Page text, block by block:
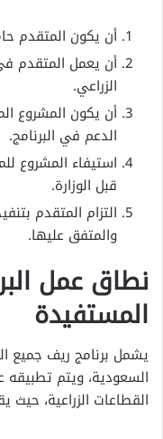
أن يكون المتقدم
أن يعمل المتقدم
الزراعي.
أن يكون المشروع
الدعم في البرنامج.
استيفاء المشروع
قبل الوزارة.
التزام المتقدم
والمتفق عليها.
نطاق عمل
المستفيدة
يشمل برنامج ريف جميع
السعودية، ويتم
القطاعات الزراعية، حيث